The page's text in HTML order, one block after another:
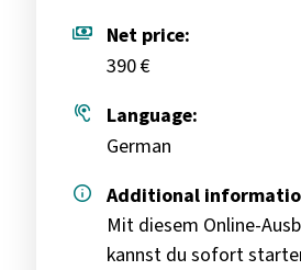
payments Net price:
390 €
hearing
Language:
German
info Additional
Mit diesem Online-
kannst du sofort